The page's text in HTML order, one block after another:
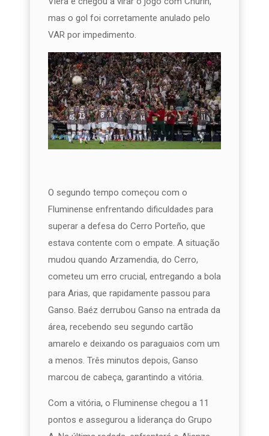
mas o gol foi corretamente anulado pelo
VAR por impedimento.
O segundo tempo começou com o
Fluminense enfrentando dificuldades para
superar a defesa do Cerro Porteño, que
estava contente com o empate. A situação
mudou quando Arzamendia, do Cerro,
cometeu um erro crucial, entregando a bola
para Arias, que rapidamente passou para
Ganso. Baéz derrubou Ganso na entrada da
área, recebendo seu segundo cartão
amarelo e deixando os paraguaios com um
a menos. Três minutos depois, Ganso
marcou de cabeça, garantindo a vitória.
Com a vitória, o Fluminense chegou a 11
pontos e assegurou a liderança do Grupo